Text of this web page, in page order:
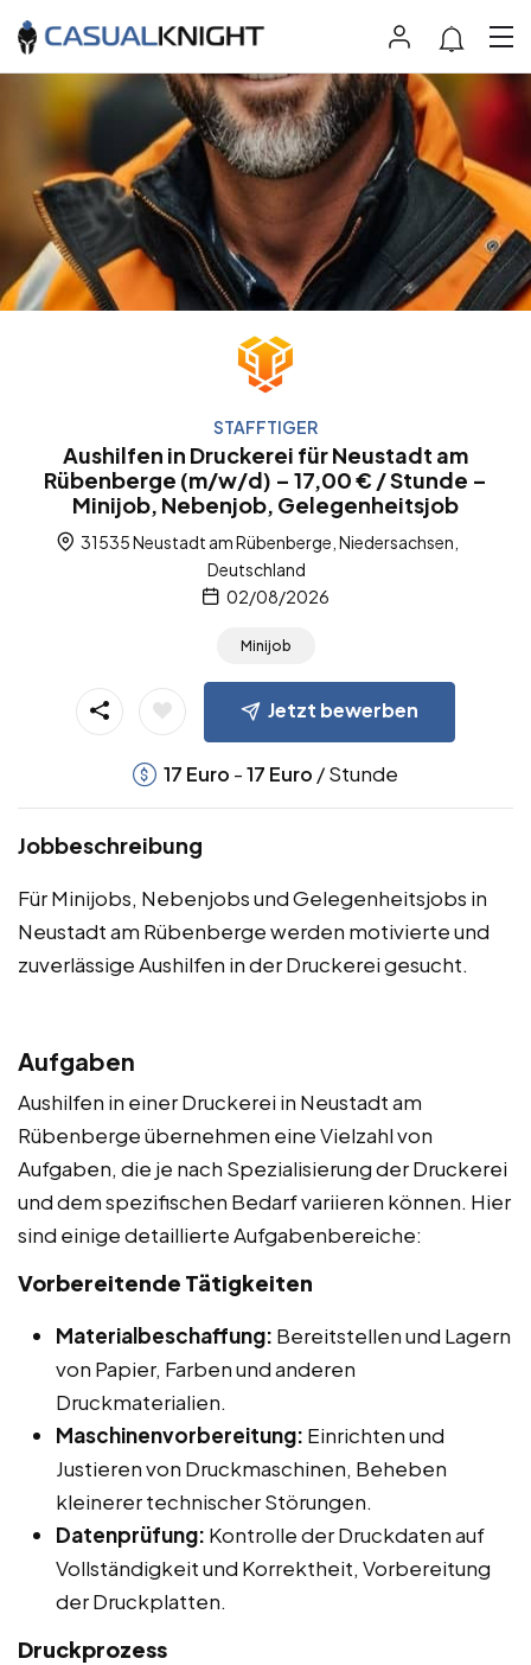
STAFFTIGER
Aushilfen in Druckerei für Neustadt am
Rübenberge (m/w/d) – 17,00 € / Stunde –
Minijob, Nebenjob, Gelegenheitsjob
31535 Neustadt am Rübenberge, Niedersachsen,
Deutschland
02/08/2026
Minijob
Jetzt bewerben
17 Euro -17 Euro / Stunde
Jobbeschreibung
Für Minijobs, Nebenjobs und Gelegenheitsjobs in
Neustadt am Rübenberge werden motivierte und
zuverlässige Aushilfen in der Druckerei gesucht.
Aufgaben
Aushilfen in einer Druckerei in Neustadt am
Rübenberge übernehmen eine Vielzahl von
Aufgaben, die je nach Spezialisierung der Druckerei
und dem spezifischen Bedarf variieren können. Hier
sind einige detaillierte Aufgabenbereiche:
Vorbereitende Tätigkeiten
Materialbeschaffung: Bereitstellen und Lagern
von Papier, Farben und anderen
Druckmaterialien.
Maschinenvorbereitung: Einrichten und
Justieren von Druckmaschinen, Beheben
kleinerer technischer Störungen.
Datenprüfung: Kontrolle der Druckdaten auf
Vollständigkeit und Korrektheit, Vorbereitung
der Druckplatten.
Druckprozess